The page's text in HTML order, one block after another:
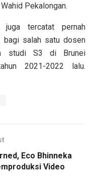
Pekalongan.
juga tercatat pernah
bagi salah satu dosen
studi S3 di Brunei
2021-2022 lalu.
Eco Bhinneka
Video